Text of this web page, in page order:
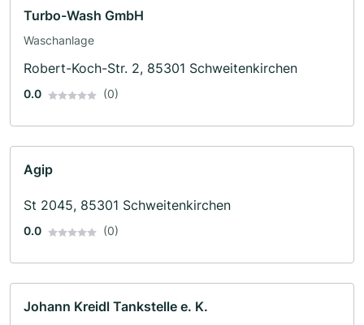
Turbo-Wash GmbH
Waschanlage
Robert-Koch-Str. 2, 85301 Schweitenkirchen
0.0 (0)
Agip
St 2045, 85301 Schweitenkirchen
0.0 (0)
Johann Kreidl Tankstelle e. K.